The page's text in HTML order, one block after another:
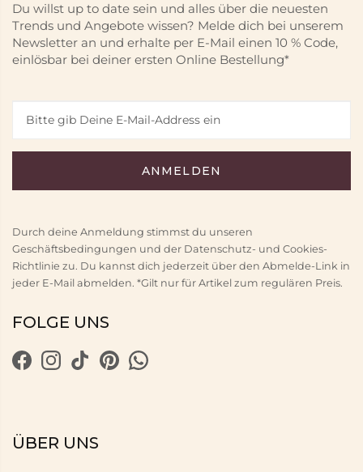
Du willst up to date sein und alles über die neuesten
Trends und Angebote wissen? Melde dich bei unserem
Newsletter an und erhalte per E-Mail einen 10 % Code,
einlösbar bei deiner ersten Online Bestellung*
Durch deine Anmeldung stimmst du unseren
Geschäftsbedingungen und der Datenschutz- und Cookies-
Richtlinie zu. Du kannst dich jederzeit über den Abmelde-Link in
jeder E-Mail abmelden. *Gilt nur für Artikel zum regulären Preis.
FOLGE UNS
ÜBER UNS